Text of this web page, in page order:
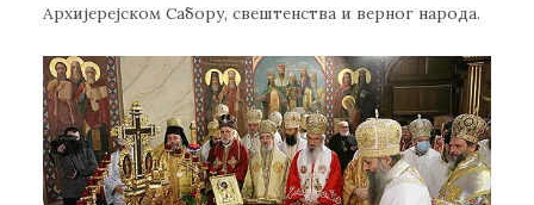
Архијерејском Сабору, свештенства и верног народа.